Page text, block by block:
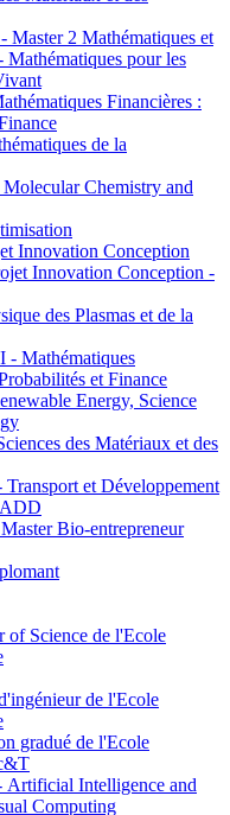
2 Mathématiques et
Mathématiques pour les
Financières :
de la
Chemistry and
Innovation Conception
Innovation Conception -
des Plasmas et de la
Mathématiques
et Finance
Energy, Science
des Matériaux et des
et Développement
Bio-entrepreneur
of Science de l'Ecole
de l'Ecole
gradué de l'Ecole
Intelligence and
Computing